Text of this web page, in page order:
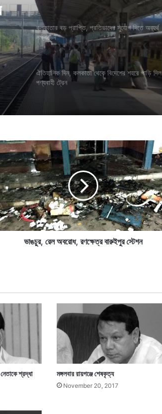
কলকাতার বড় প্রাপ্তি, প্রতিভাদের সুযোগ দিতে অব্যর্থ
লক্ষ্যভেদ
ঐতিহাসিক দিন, কলকাতা থেকে বিদেশের শহরে পাড়ি দিল
পণ্যবাহী ট্রেন
ভাঙচুর, রেল অবরোধ, রণক্ষেত্র বারুইপুর স্টেশন
শ্রদ্ধা
মঙ্গলবার রায়গঞ্জে শেষকৃত্য
November 20, 2017